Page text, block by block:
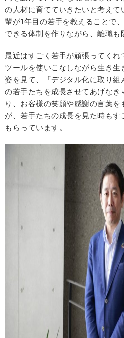
の人材に育てていきたいと考え
輩が1年目の若手を教えることで
できる体制を作りながら、離職も
最近はすごく若手が頑張ってく
ツールを使いこなしながら生き生
姿を見て、「デジタル化に取り組
の若手たちを成長させてあげなき
り、お客様の笑顔や感謝の言葉
が、若手たちの成長を見た時もす
もらっています。